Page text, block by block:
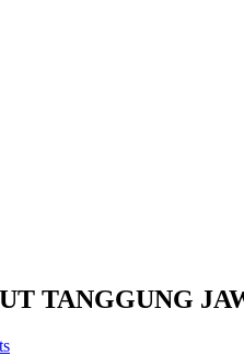
TANGGUNG